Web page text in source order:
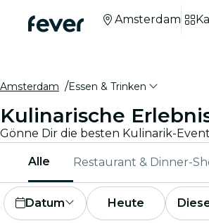
Amsterdam
Amsterdam Essen & Trinken
Kulinarische
Gönne Dir die besten Kulinarik-
Alle Restaurant & Dinner-
Datum Heute